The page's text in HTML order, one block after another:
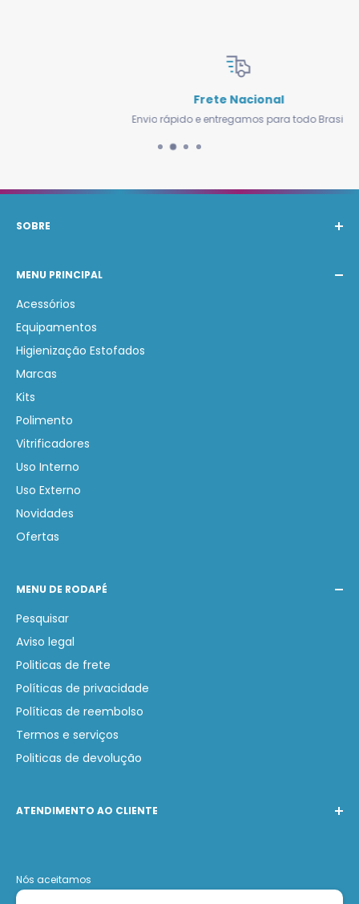
Frete Nacional
Envio rápido e entregamos para todo Brasil
SOBRE
melhores produtos nacionais e internacionais de
Estética Automotiva. Nosso compromisso é auxiliar na
compra de produtos corretos gerando economia e
lucratividade.
MENU PRINCIPAL
Acessórios
Equipamentos
Higienização Estofados
Marcas
Kits
Polimento
Vitrificadores
Uso Interno
Uso Externo
Novidades
Ofertas
MENU DE RODAPÉ
Pesquisar
Aviso legal
Politicas de frete
Políticas de privacidade
Políticas de reembolso
Termos e serviços
Politicas de devolução
ATENDIMENTO AO CLIENTE
E-mail:contato@lojabarak.com.br
Nós aceitamos